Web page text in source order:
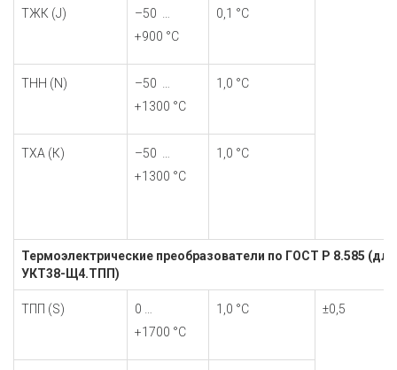
TЖК (J)
–50 …
+900 °С
0,1 °С
TНН (N)
–50 …
+1300 °С
1,0 °С
TХА (К)
–50 …
+1300 °С
1,0 °С
Термоэлектрические преобразователи по ГОСТ Р 8.585 (для
УКТ38-Щ4.ТПП)
TПП (S)
0 …
+1700 °С
1,0 °С ±0,5